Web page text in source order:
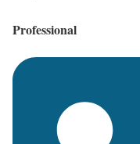
Professional